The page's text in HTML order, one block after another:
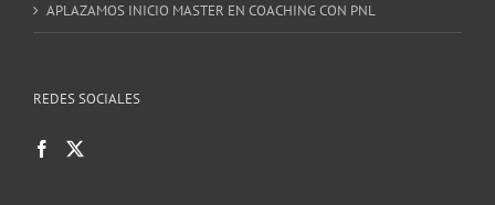
APLAZAMOS INICIO MASTER EN COACHING CON PNL
REDES SOCIALES